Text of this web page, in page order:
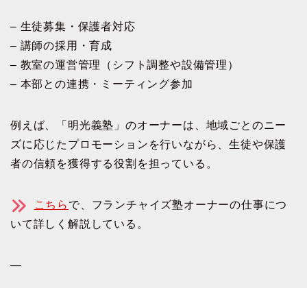
– 生徒募集・保護者対応
– 講師の採用・育成
– 教室の運営管理（シフト調整や設備管理）
– 本部との連携・ミーティング参加
例えば、「明光義塾」のオーナーは、地域ごとのニー
ズに応じたプロモーションを行いながら、生徒や保護
者の信頼を獲得する役割を担っている。
こちら で、フランチャイズ塾オーナーの仕事につ
いて詳しく解説している。
—